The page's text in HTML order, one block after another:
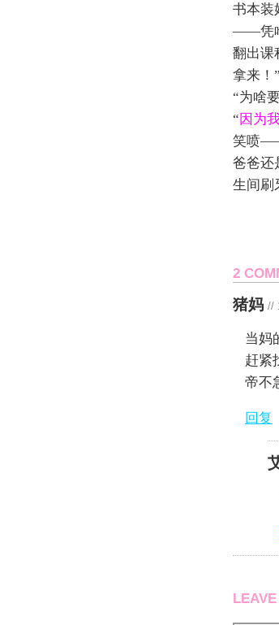
书本装
——凭
翻出课
拿来！”
“为啥
“因为
笑喷
爸爸还
生间刷
2
猪妈 //
当妈
赶紧
帝不
回复